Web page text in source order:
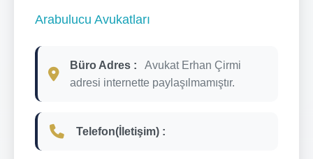
Arabulucu Avukatları
Büro Adres :
Avukat Erhan Çirmi
adresi internette paylaşılmamıştır.
Telefon(İletişim) :